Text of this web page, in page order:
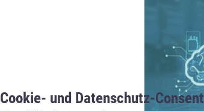
Cookie- und Datenschutz-Consent